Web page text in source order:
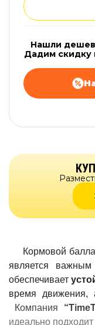
Нашли
Дадим скидку
Кормовой
является
обеспечивает
время движения,
Компания
идеально